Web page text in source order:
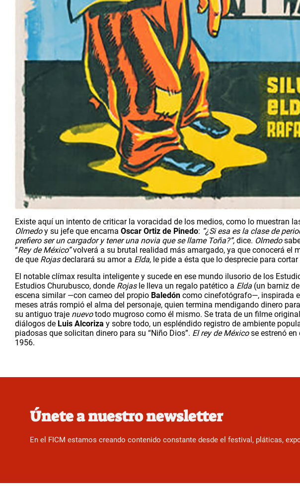
Olmedo y su jefe que encarna Oscar Ortiz de Pinedo: “¿Si esa es la clase de
prefiero ser un cargador y tener una novia que se llame Toña?”, dice. Olmedo
“Rey de México” volverá a su brutal realidad más amargado, ya que conocerá el
de que Rojas declarará su amor a Elda, le pide a ésta que lo desprecie para
El notable clímax resulta inteligente y sucede en ese mundo ilusorio de los
Estudios Churubusco, donde Rojas le lleva un regalo patético a Elda (un barniz
escena similar —con cameo del propio Baledón como cinefotógrafo—, inspirada
meses atrás rompió el alma del personaje, quien termina mendigando dinero
su antiguo traje nuevo todo mugroso como él mismo. Se trata de un filme
diálogos de Luis Alcoriza y sobre todo, un espléndido registro de ambiente
piadosas que solicitan dinero para su “Niño Dios”. El rey de México se estrenó en
1956.
Únete a nuestro newsletter
En el FICM estamos creando contenido constante desde el festival, pláticas,